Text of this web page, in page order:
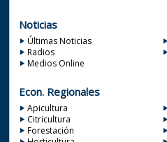
Noticias
Últimas Noticias
Radios
Medios Online
Econ. Regionales
Apicultura
Citricultura
Forestación